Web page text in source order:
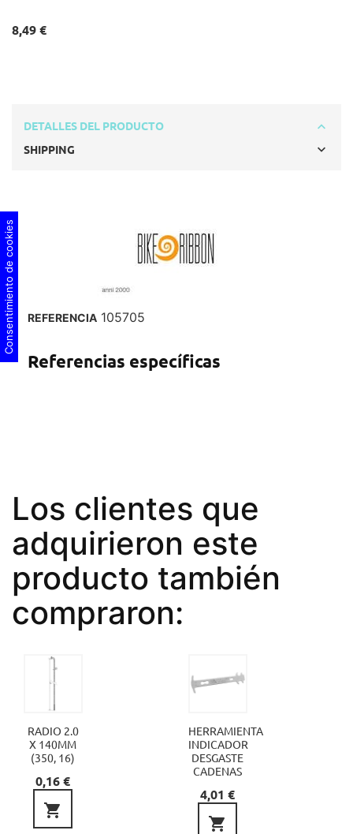
8,49 €
DETALLES DEL PRODUCTO
SHIPPING
REFERENCIA 105705
Referencias específicas
Los clientes que
adquirieron este
producto también
compraron:
RADIO 2.0
X 140MM
(350, 16)
Precio
0,16 €

HERRAMIENTA
INDICADOR
DESGASTE
CADENAS
Precio
4,01 €

Consentimiento de cookies